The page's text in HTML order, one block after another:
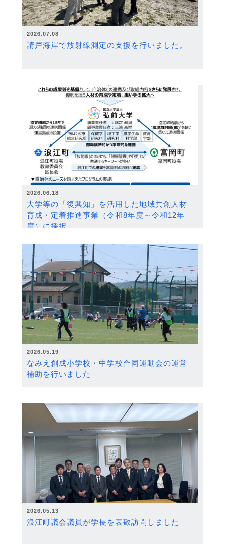
2026.07.08
請戸海岸で放射線測定の支援を行いました。
2026.06.18
大学等の「復興知」を活用した地域共創人材
育成・定着推進事業（令和8年度～令和12年
度）に採択
2026.05.19
なみえ創成小学校・中学校合同運動会の運営
補助を行いました
2026.05.13
浪江町議会議員が学長を表敬訪問しました